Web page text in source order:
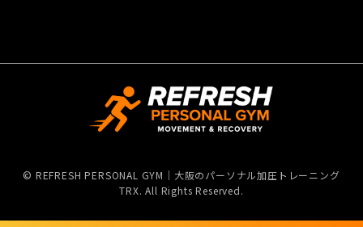
© REFRESH PERSONAL GYM｜大阪のパーソナル加圧トレーニング
TRX. All Rights Reserved.